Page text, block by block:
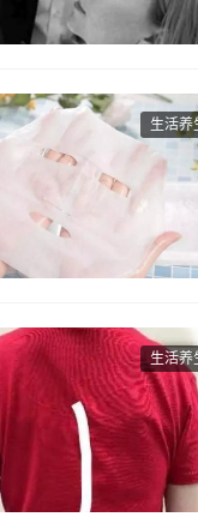
生活养
生活养